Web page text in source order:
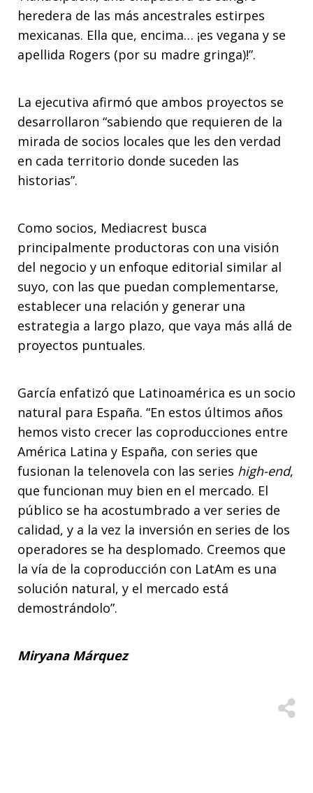
heredera de las más ancestrales estirpes
mexicanas. Ella que, encima… ¡es vegana y se
apellida Rogers (por su madre gringa)!”.
La ejecutiva afirmó que ambos proyectos se
desarrollaron “sabiendo que requieren de la
mirada de socios locales que les den verdad
en cada territorio donde suceden las
historias”.
Como socios, Mediacrest busca
principalmente productoras con una visión
del negocio y un enfoque editorial similar al
suyo, con las que puedan complementarse,
establecer una relación y generar una
estrategia a largo plazo, que vaya más allá de
proyectos puntuales.
García enfatizó que Latinoamérica es un socio
natural para España. “En estos últimos años
hemos visto crecer las coproducciones entre
América Latina y España, con series que
fusionan la telenovela con las series high-end,
que funcionan muy bien en el mercado. El
público se ha acostumbrado a ver series de
calidad, y a la vez la inversión en series de los
operadores se ha desplomado. Creemos que
la vía de la coproducción con LatAm es una
solución natural, y el mercado está
demostrándolo”.
Miryana Márquez